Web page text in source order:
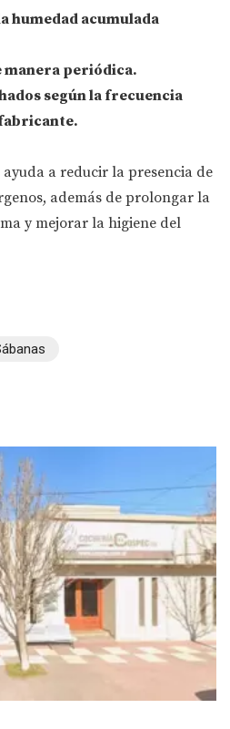
humedad acumulada
manera periódica.
según la frecuencia
a reducir la presencia de
además de prolongar la
y mejorar la higiene del